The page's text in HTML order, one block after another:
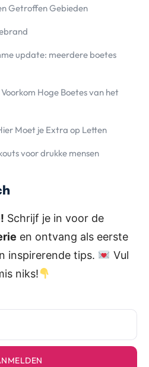
Getroffen Gebieden
update: meerdere boetes
Hoge Boetes van het
Moet je Extra op Letten
voor drukke mensen
Schrijf je in voor de
en ontvang als eerste
inspirerende tips.
Vul
niks!